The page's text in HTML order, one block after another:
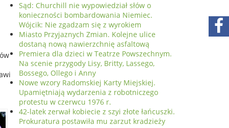
Sąd: Churchill nie wypowiedział słów o
konieczności bombardowania Niemiec.
Wójcik: Nie zgadzam się z wyrokiem
Miasto Przyjaznych Zmian. Kolejne ulice
dostaną nową nawierzchnię asfaltową
Premiera dla dzieci w Teatrze Powszechnym.
Na scenie przygody Lisy, Britty, Lassego,
Bossego, Ollego i Anny
Nowe wzory Radomskiej Karty Miejskiej.
Upamiętniają wydarzenia z robotniczego
protestu w czerwcu 1976 r.
42-latek zerwał kobiecie z szyi złote łańcuszki.
Prokuratura postawiła mu zarzut kradzieży